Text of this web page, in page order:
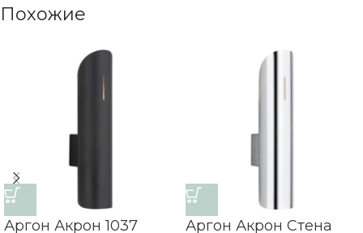
Похожие
Аргон Акрон 1037
Аргон Акрон Стена